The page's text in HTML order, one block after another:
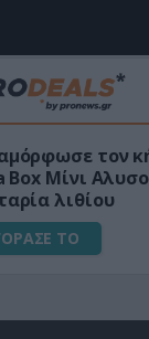
τον
Box Μίνι
λιθίου
ΤΟ